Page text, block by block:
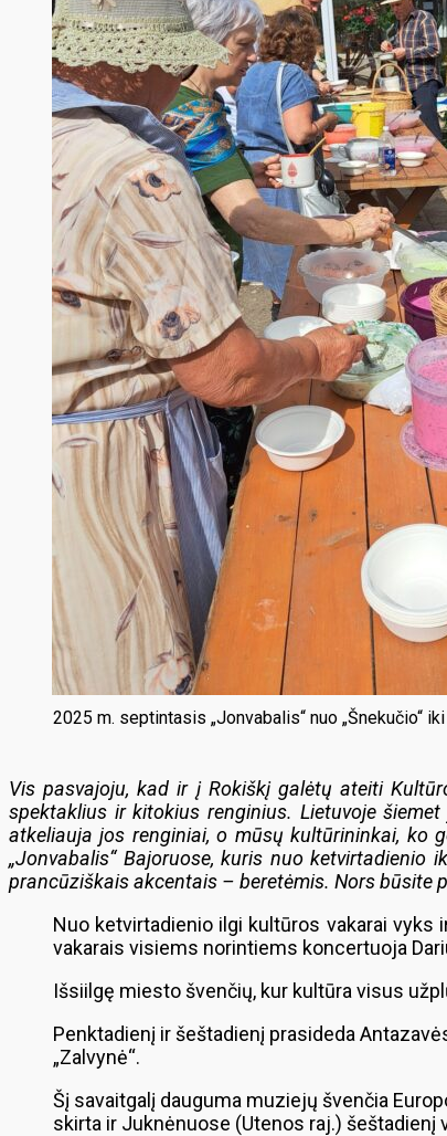
2025 m. septintasis „Jonvabalis“ nuo „Šnekučio“
Vis pasvajoju, kad ir į Rokiškį galėtų ateiti
spektaklius ir kitokius renginius. Lietuvoje
atkeliauja jos renginiai, o mūsų kultūrininkai, ko
„Jonvabalis“ Bajoruose, kuris nuo
prancūziškais akcentais – beretėmis. Nors būsite
Nuo ketvirtadienio ilgi kultūros vakarai vyks
vakarais visiems norintiems koncertuoja
Išsiilgę miesto švenčių, kur kultūra visus
Penktadienį ir šeštadienį prasideda
„Zalvynė“.
Šį savaitgalį dauguma muziejų švenčia
skirta ir Juknėnuose (Utenos raj.)